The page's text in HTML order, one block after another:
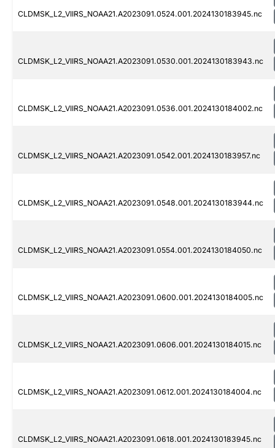
CLDMSK_L2_VIIRS_NOAA21.A2023091.0524.001.2024130183945.nc
CLDMSK_L2_VIIRS_NOAA21.A2023091.0530.001.2024130183943.nc
CLDMSK_L2_VIIRS_NOAA21.A2023091.0536.001.2024130184002.nc
CLDMSK_L2_VIIRS_NOAA21.A2023091.0542.001.2024130183957.nc
CLDMSK_L2_VIIRS_NOAA21.A2023091.0548.001.2024130183944.nc
CLDMSK_L2_VIIRS_NOAA21.A2023091.0554.001.2024130184050.nc
CLDMSK_L2_VIIRS_NOAA21.A2023091.0600.001.2024130184005.nc
CLDMSK_L2_VIIRS_NOAA21.A2023091.0606.001.2024130184015.nc
CLDMSK_L2_VIIRS_NOAA21.A2023091.0612.001.2024130184004.nc
CLDMSK_L2_VIIRS_NOAA21.A2023091.0618.001.2024130183945.nc